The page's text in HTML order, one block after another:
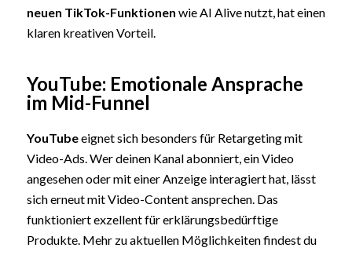
neuen TikTok-Funktionen wie AI Alive nutzt, hat einen
klaren kreativen Vorteil.
YouTube: Emotionale Ansprache
im Mid-Funnel
YouTubeeignet sich besonders für Retargeting mit
Video-Ads. Wer deinen Kanal abonniert, ein Video
angesehen oder mit einer Anzeige interagiert hat, lässt
sich erneut mit Video-Content ansprechen. Das
funktioniert exzellent für erklärungsbedürftige
Produkte. Mehr zu aktuellen Möglichkeiten findest du